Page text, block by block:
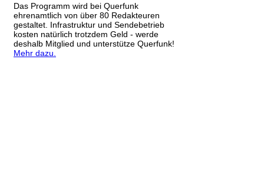
Das Programm wird bei Querfunk
ehrenamtlich von über 80 Redakteuren
gestaltet. Infrastruktur und Sendebetrieb
kosten natürlich trotzdem Geld - werde
deshalb Mitglied und unterstütze Querfunk!
Mehr dazu.